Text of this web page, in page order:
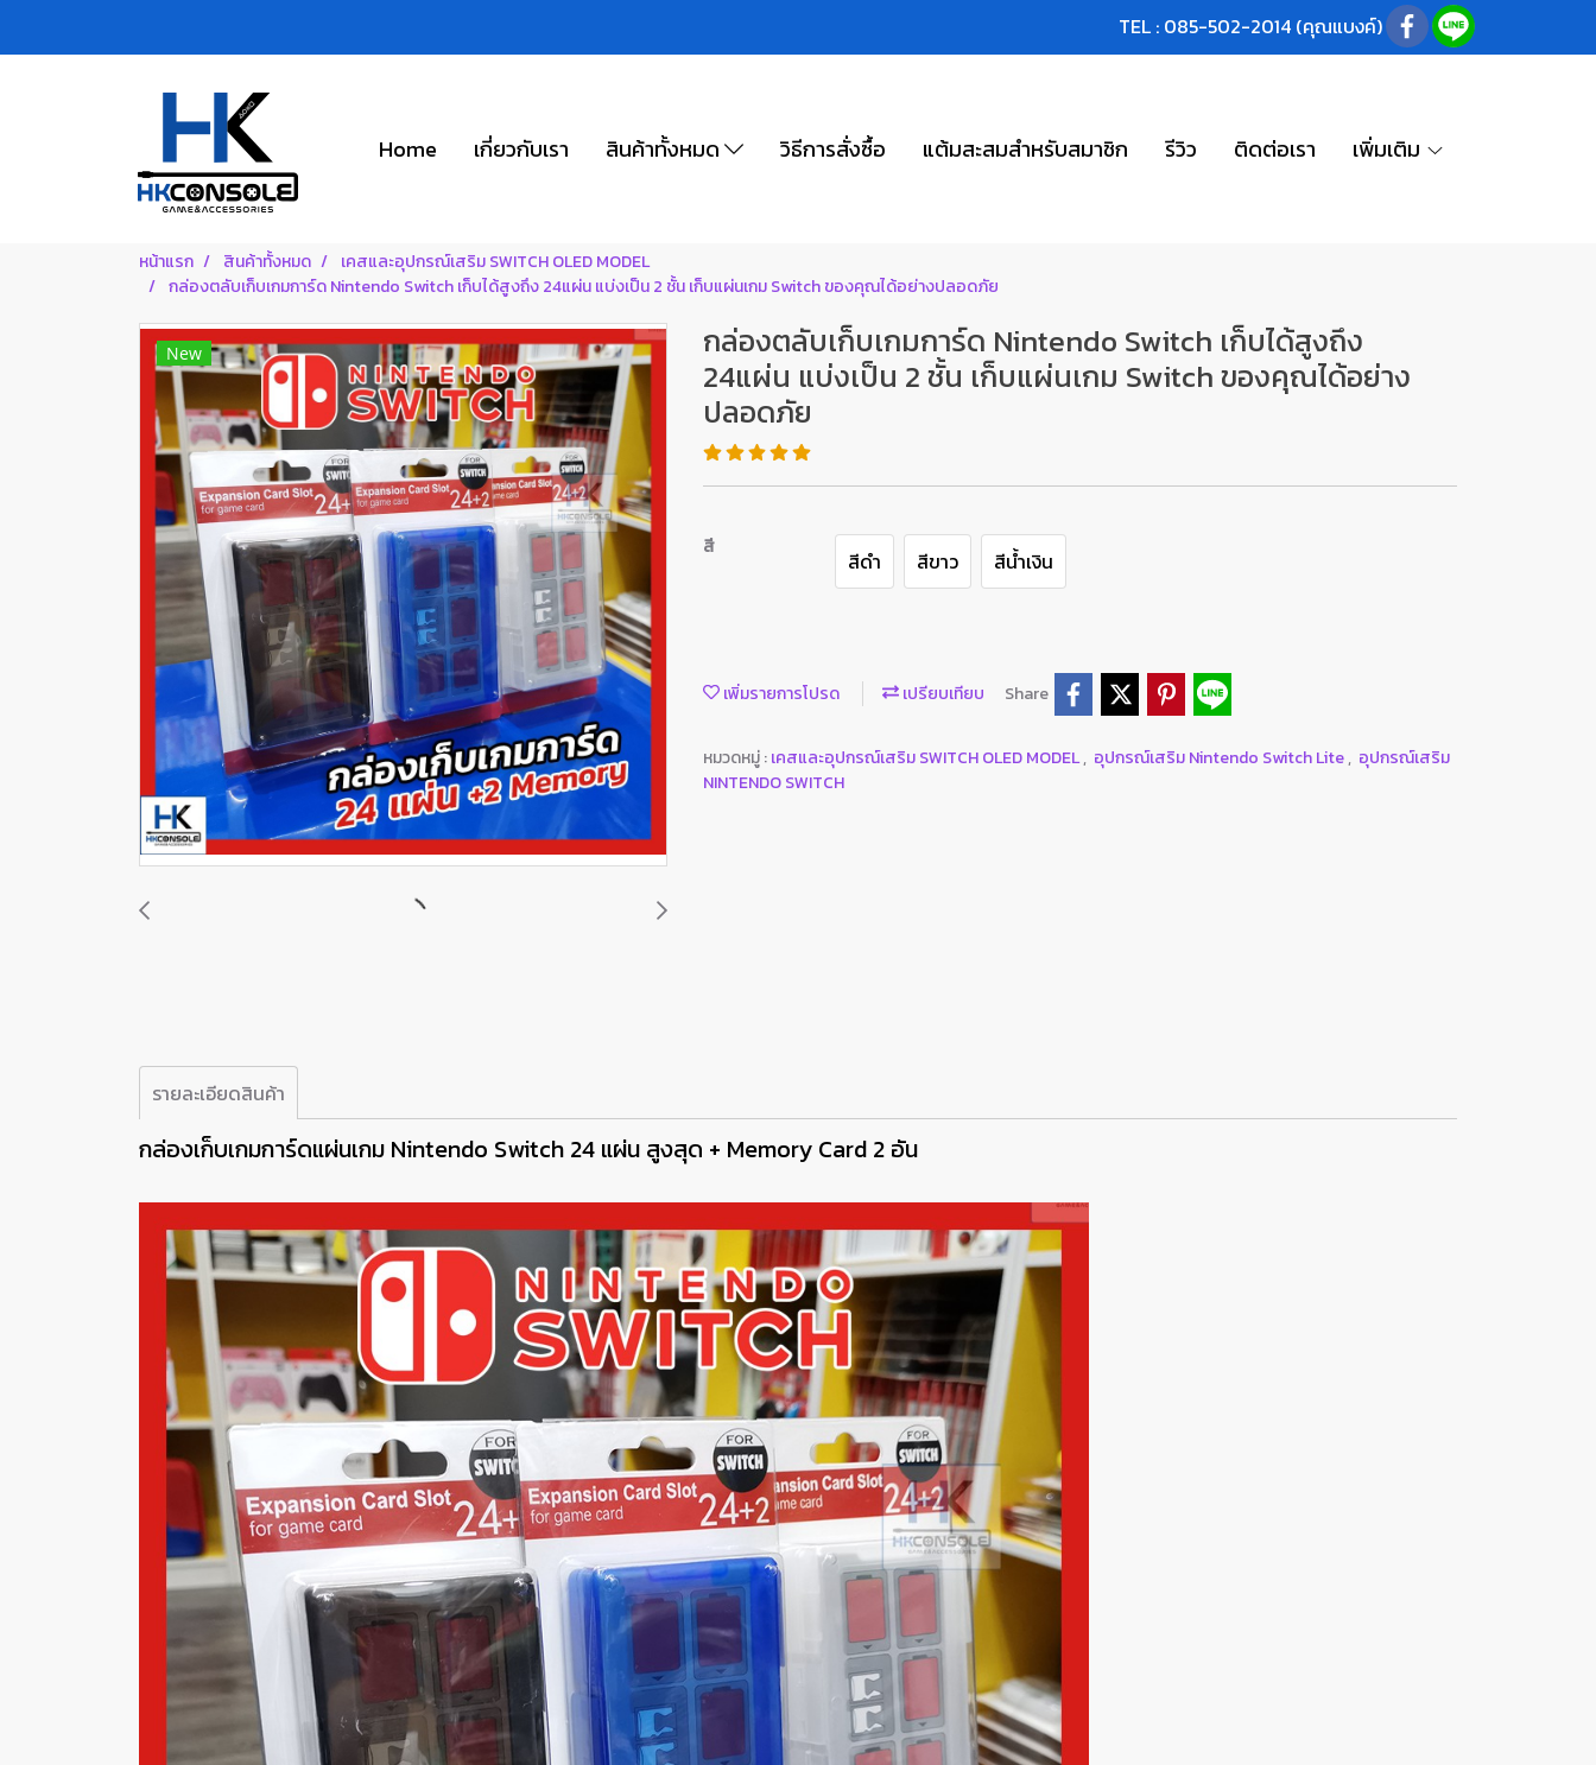
TEL : 085-502-2014 (คุณแบงค์)
Home เกี่ยวกับเรา สินค้าทั้งหมด วิธีการสั่งซื้อ แต้มสะสมสำหรับสมาชิก รีวิว ติดต่อเรา เพิ่มเติม
หน้าแรก สินค้าทั้งหมด
เคสและอุปกรณ์เสริม SWITCH OLED MODEL
กล่องตลับเก็บเกมการ์ด Nintendo Switch เก็บได้สูงถึง 24แผ่น แบ่งเป็น 2 ชั้น เก็บแผ่นเกม Switch ของคุณได้อย่างปลอดภัย
New กล่องตลับเก็บเกมการ์ด Nintendo Switch เก็บได้สูงถึง
24แผ่น แบ่งเป็น 2 ชั้น เก็บแผ่นเกม Switch ของคุณได้อย่าง
ปลอดภัย
สี
สีดำ สีขาว สีน้ำเงิน
เพิ่มรายการโปรด เปรียบเทียบ Share
หมวดหมู่ :เคสและอุปกรณ์เสริม SWITCH OLED MODEL, อุปกรณ์เสริม Nintendo Switch Lite, อุปกรณ์เสริม
NINTENDO SWITCH
รายละเอียดสินค้า
กล่องเก็บเกมการ์ดแผ่นเกม Nintendo Switch 24 แผ่น สูงสุด + Memory Card 2 อัน